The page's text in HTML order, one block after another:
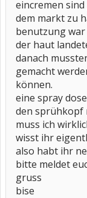
eincremen
dem markt zu
benutzung war
der haut
danach
gemacht
können.
eine spray
den sprühkopf
muss ich
wisst ihr
also habt ihr
bitte meldet
gruss
bise